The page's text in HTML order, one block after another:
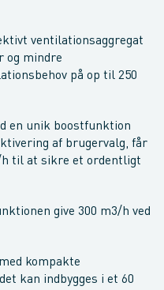
ventilationsaggregat
og mindre
på op til 250
en unik boostfunktion
af brugervalg, får
til at sikre et ordentligt
give 300 m3/h ved
kompakte
kan indbygges i et 60